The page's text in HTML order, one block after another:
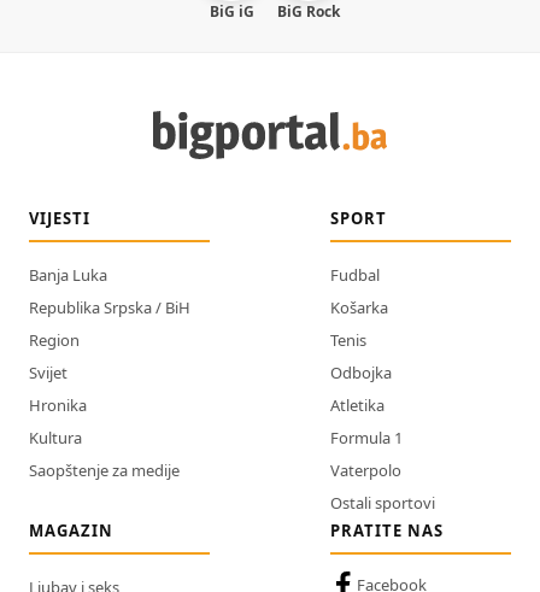
BiG iG BiG Rock
VIJESTI
Banja Luka
Republika Srpska / BiH
Region
Svijet
Hronika
Kultura
Saopštenje za medije
SPORT
Fudbal
Košarka
Tenis
Odbojka
Atletika
Formula 1
Vaterpolo
Ostali sportovi
MAGAZIN
Ljubav i seks
PRATITE NAS
Facebook